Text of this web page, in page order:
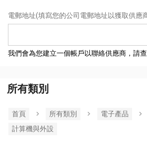
電郵地址(填寫您的公司電郵地址以獲取供應
我們會為您建立一個帳戶以聯絡供應商，請查
所有類別
首頁 所有類別 電子產品
計算機與外設